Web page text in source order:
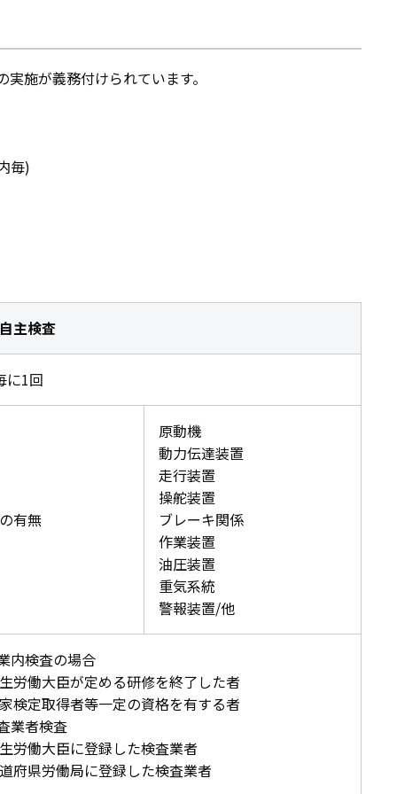
施が義務付けられています。
毎)
主検査
に1回
有無
原動機
動力伝達装置
走行装置
操舵装置
ブレーキ関係
作業装置
油圧装置
重気系統
警報装置/他
内検査の場合
労働大臣が定める研修を終了した者
検定取得者等一定の資格を有する者
業者検査
労働大臣に登録した検査業者
府県労働局に登録した検査業者